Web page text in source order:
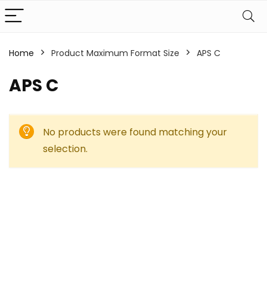
Home Product Maximum Format Size ‎APS C
‎APS C
No products were found matching your
selection.